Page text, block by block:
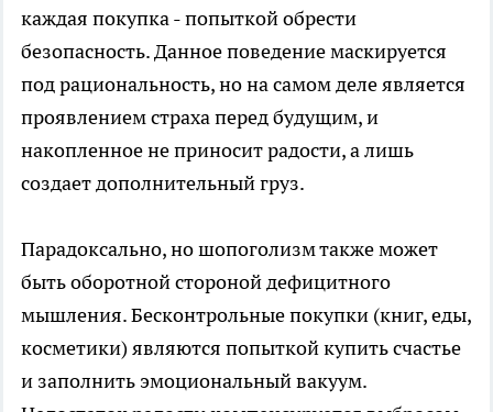
каждая покупка - попыткой обрести
безопасность. Данное поведение маскируется
под рациональность, но на самом деле является
проявлением страха перед будущим, и
накопленное не приносит радости, а лишь
создает дополнительный груз.
Парадоксально, но шопоголизм также может
быть оборотной стороной дефицитного
мышления. Бесконтрольные покупки (книг, еды,
косметики) являются попыткой купить счастье
и заполнить эмоциональный вакуум.